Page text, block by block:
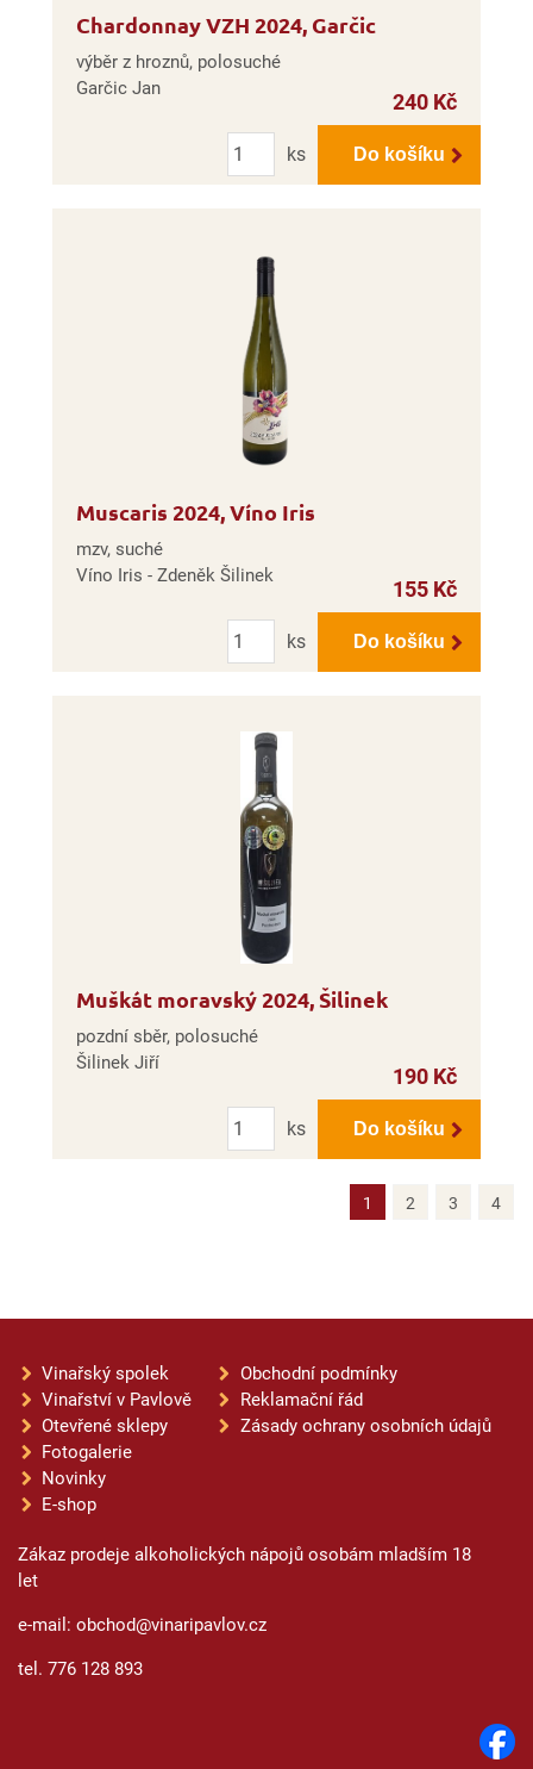
Chardonnay VZH 2024, Garčic
výběr z hroznů, polosuché
Garčic Jan
240 Kč
Počet
ks
Do košíku
Muscaris 2024, Víno Iris
mzv, suché
Víno Iris - Zdeněk Šilinek
155 Kč
Počet
ks
Do košíku
Muškát moravský 2024, Šilinek
pozdní sběr, polosuché
Šilinek Jiří
190 Kč
Počet
ks
Do košíku
1 2 3 4
Vinařský spolek
Vinařství v Pavlově
Otevřené sklepy
Fotogalerie
Novinky
E-shop
Obchodní podmínky
Reklamační řád
Zásady ochrany osobních údajů
Zákaz prodeje alkoholických nápojů osobám mladším 18
let
e-mail: obchod@vinaripavlov.cz
tel. 776 128 893